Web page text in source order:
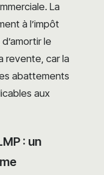
La
à l’impôt
le
revente, car la
abattements
aux
: un